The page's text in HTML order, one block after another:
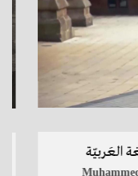
العَربيّة